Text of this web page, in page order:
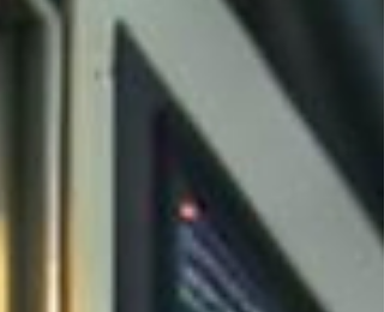
💶 SALARIU: 32€/oră 🕒 PROGRAM: 50 ore /
săptămână 🔧 POST: GO's 💶 SALARIU:
30€/oră 🕒 PROGRAM: 50 ore / săptămână
📌 CERINȚE OBLIGATORII: VCA valid CV în
limba engleză (actualizat) Engleză
conversațional PPE complet 🔩
RESPONSABILITĂȚI: 🔧 Electrician: Instalare